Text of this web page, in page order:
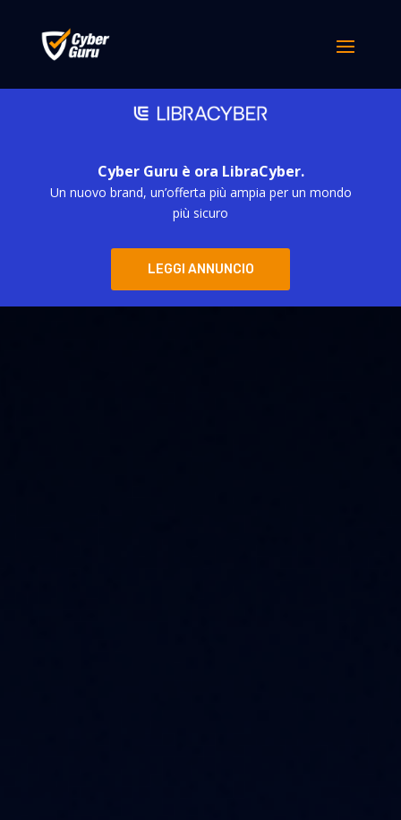
Cyber Guru è ora LibraCyber.
Un nuovo brand, un’offerta più ampia per un mondo
più sicuro
LEGGI ANNUNCIO